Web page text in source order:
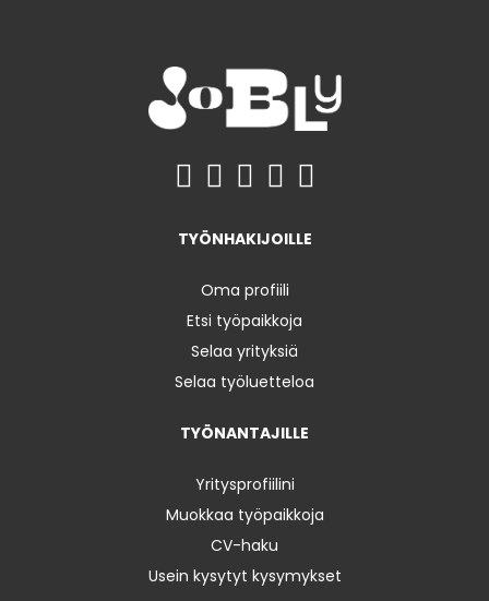
TYÖNHAKIJOILLE
Oma profiili
Etsi työpaikkoja
Selaa yrityksiä
Selaa työluetteloa
TYÖNANTAJILLE
Yritysprofiilini
Muokkaa työpaikkoja
CV-haku
Usein kysytyt kysymykset